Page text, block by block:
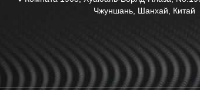
Чжуншань, Шанхай, Китай